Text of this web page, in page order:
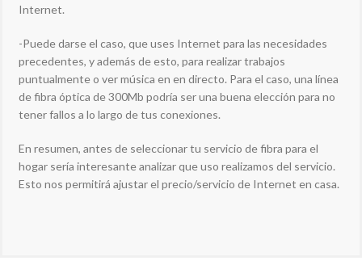
Internet.
-Puede darse el caso, que uses Internet para las necesidades
precedentes, y además de esto, para realizar trabajos
puntualmente o ver música en en directo. Para el caso, una línea
de fibra óptica de 300Mb podría ser una buena elección para no
tener fallos a lo largo de tus conexiones.
En resumen, antes de seleccionar tu servicio de fibra para el
hogar sería interesante analizar que uso realizamos del servicio.
Esto nos permitirá ajustar el precio/servicio de Internet en casa.